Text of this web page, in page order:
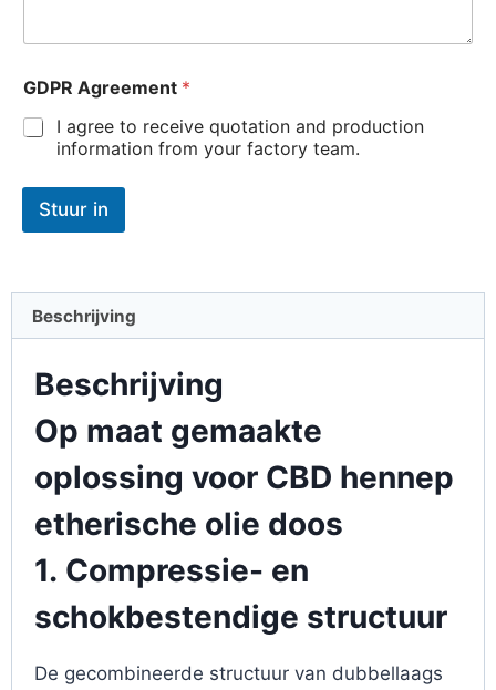
GDPR Agreement *
I agree to receive quotation and production
information from your factory team.
Stuur in
Beschrijving
Beschrijving
Op maat gemaakte
oplossing voor CBD hennep
etherische olie doos
1. Compressie- en
schokbestendige structuur
De gecombineerde structuur van dubbellaags